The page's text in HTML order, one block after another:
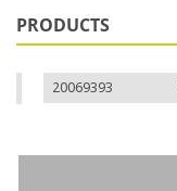
PRODUCTS
20069393